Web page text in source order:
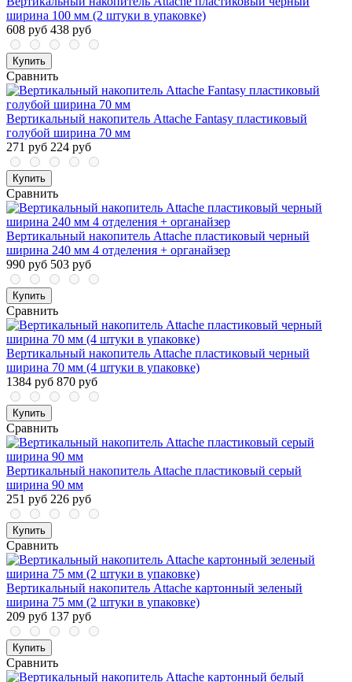
ширина 100 мм (2 штуки в упаковке)
608 руб 438 руб
Купить
Сравнить
Вертикальный накопитель Attache Fantasy пластиковый
голубой ширина 70 мм
271 руб 224 руб
Купить
Сравнить
Вертикальный накопитель Attache пластиковый черный
ширина 240 мм 4 отделения + органайзер
990 руб 503 руб
Купить
Сравнить
Вертикальный накопитель Attache пластиковый черный
ширина 70 мм (4 штуки в упаковке)
1384 руб 870 руб
Купить
Сравнить
Вертикальный накопитель Attache пластиковый серый
ширина 90 мм
251 руб 226 руб
Купить
Сравнить
Вертикальный накопитель Attache картонный зеленый
ширина 75 мм (2 штуки в упаковке)
209 руб 137 руб
Купить
Сравнить